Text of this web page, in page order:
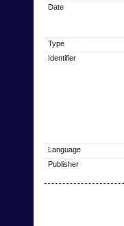
Date
Type
Identifier
Language
Publisher